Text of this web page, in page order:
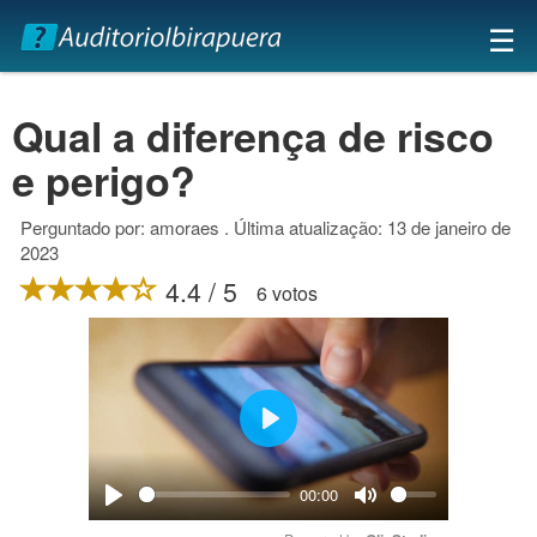
×
☰
Qual a diferença de risco
e perigo?
Perguntado por: amoraes . Última atualização: 13 de janeiro de
2023
4.4 / 5 6 votos
Play
00:00
Mute
Play